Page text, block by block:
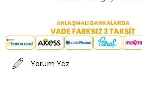
Yorum Yaz